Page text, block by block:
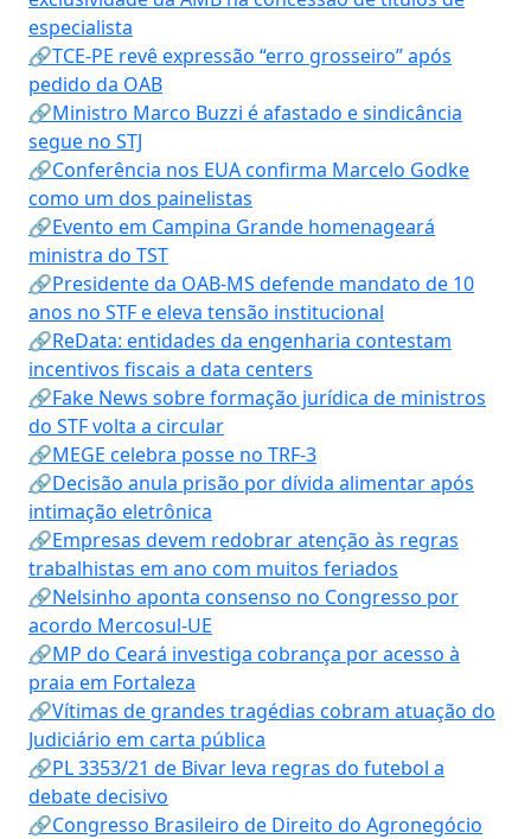
especialista
🔗TCE-PE revê expressão “erro grosseiro” após
pedido da OAB
🔗Ministro Marco Buzzi é afastado e sindicância
segue no STJ
🔗Conferência nos EUA confirma Marcelo Godke
como um dos painelistas
🔗Evento em Campina Grande homenageará
ministra do TST
🔗Presidente da OAB-MS defende mandato de 10
anos no STF e eleva tensão institucional
🔗ReData: entidades da engenharia contestam
incentivos fiscais a data centers
🔗Fake News sobre formação jurídica de ministros
do STF volta a circular
🔗MEGE celebra posse no TRF-3
🔗Decisão anula prisão por dívida alimentar após
intimação eletrônica
🔗Empresas devem redobrar atenção às regras
trabalhistas em ano com muitos feriados
🔗Nelsinho aponta consenso no Congresso por
acordo Mercosul-UE
🔗MP do Ceará investiga cobrança por acesso à
praia em Fortaleza
🔗Vítimas de grandes tragédias cobram atuação do
Judiciário em carta pública
🔗PL 3353/21 de Bivar leva regras do futebol a
debate decisivo
🔗Congresso Brasileiro de Direito do Agronegócio